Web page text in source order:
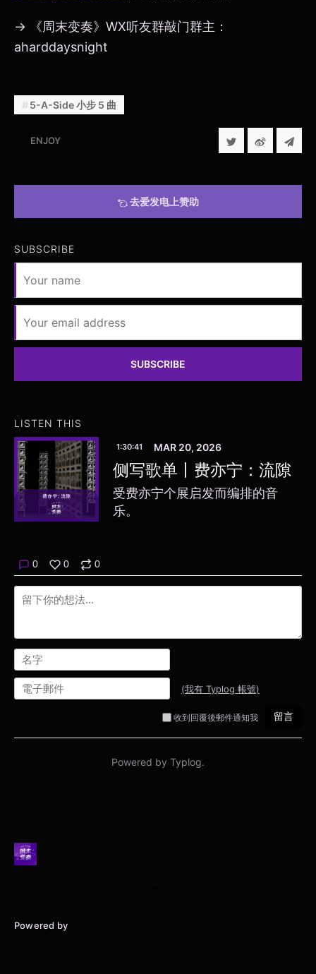
→ 《周末变奏》WX听友群敲门群主：
aharddaysnight
5-A-Side 小步 5 曲
ENJOY
去爱发电上赞助
SUBSCRIBE
SUBSCRIBE
LISTEN THIS
1:30:41 MAR 20, 2026
侧写歌单丨费亦宁：流隙
受费亦宁个展启发而编排的音
乐。
Powered by